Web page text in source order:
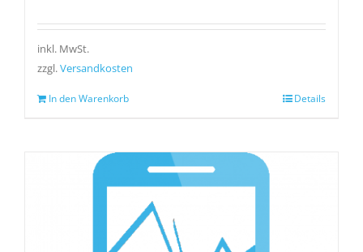
inkl. MwSt.
zzgl.Versandkosten
In den Warenkorb Details